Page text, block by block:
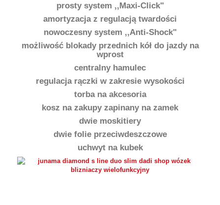
prosty system ,,Maxi-Click"
amortyzacja z regulacją twardości
nowoczesny system ,,Anti-Shock"
możliwość blokady przednich kół do jazdy na
wprost
centralny hamulec
regulacja rączki w zakresie wysokości
torba na akcesoria
kosz na zakupy zapinany na zamek
dwie moskitiery
dwie folie przeciwdeszczowe
uchwyt na kubek